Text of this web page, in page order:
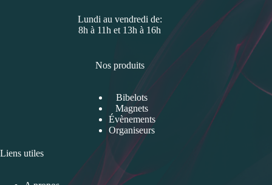
Lundi au vendredi de:
8h à 11h et 13h à 16h
Nos produits
Bibelots
Magnets
Évènements
Organiseurs
Liens utiles